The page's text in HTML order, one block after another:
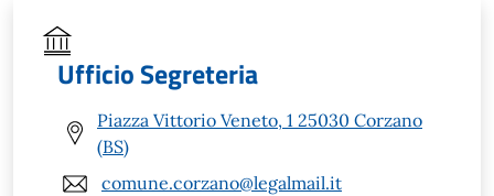
Ufficio Segreteria
Piazza Vittorio Veneto, 1 25030 Corzano
(BS)
comune.corzano@legalmail.it